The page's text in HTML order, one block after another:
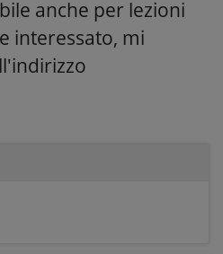
anche per lezioni
interessato, mi